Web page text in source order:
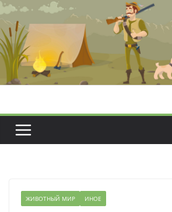
Перейти
содержимому
ЖИВОТНЫЙ МИР ИНОЕ